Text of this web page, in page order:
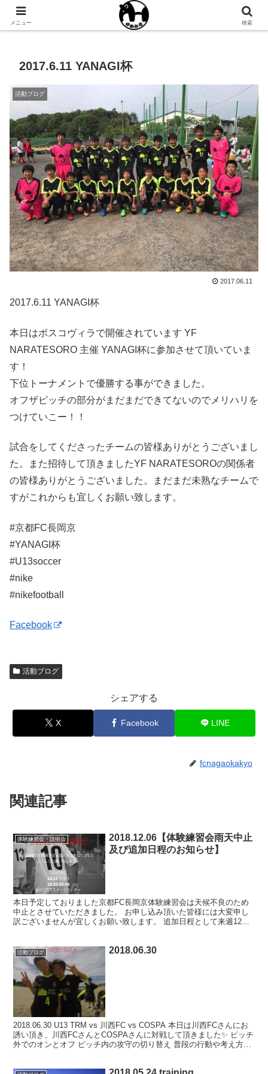
NPO法人ゆめみるオフィシャルサイト
2017.6.11 YANAGI杯
活動ブログ
2017.06.11
2017.6.11 YANAGI杯
本日はボスコヴィラで開催されています YF
NARATESORO 主催 YANAGI杯に参加させて頂いていま
す！
下位トーナメントで優勝する事ができました。
オフザピッチの部分がまだまだできてないのでメリハリを
つけていこー！！
試合をしてくださったチームの皆様ありがとうございまし
た。また招待して頂きましたYF NARATESOROの関係者
の皆様ありがとうございました。まだまだ未熟なチームで
すがこれからも宜しくお願い致します。
#京都FC長岡京
#YANAGI杯
#U13soccer
#nike
#nikefootball
Facebook
活動ブログ
シェアする
X Facebook LINE
fcnagaokakyo
関連記事
体験練習会・説明会
2018.12.06【体験練習会雨天中止
及び追加日程のお知らせ】
本日予定しておりました京都FC長岡京体験練習会は天候不良のため
中止とさせていただきました。 お申し込み頂いた皆様には大変申し
訳ございませんが宜しくお願い致します。 追加日程として来週12月
活動ブログ 2018.06.30
2018.06.30 U13 TRM vs 川西FC vs COSPA 本日は川西FCさんにお
誘い頂き、川西FCさんとCOSPAさんに対戦して頂きました✨ ピッチ
外でのオンとオフ ピッチ内の攻守の切り替え 普段の行動や考え方か
メニュー 検索